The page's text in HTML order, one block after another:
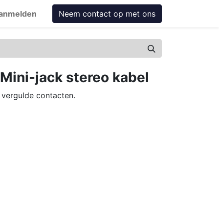
Neem contact op met ons
jack stereo kabel
contacten.